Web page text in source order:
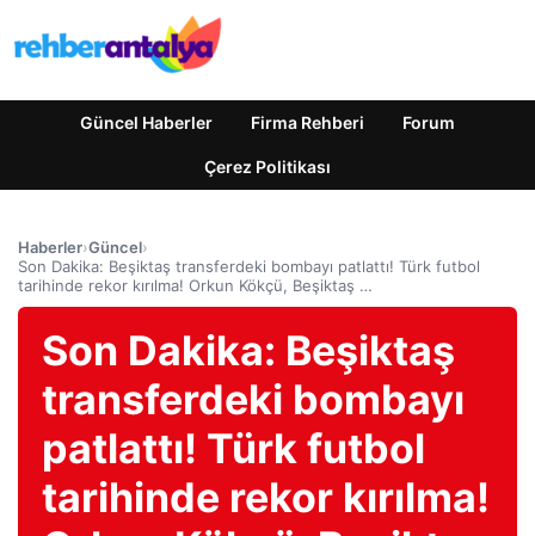
Güncel Haberler Firma Rehberi Forum
Çerez Politikası
Haberler›Güncel›
Son Dakika: Beşiktaş transferdeki bombayı patlattı! Türk futbol
tarihinde rekor kırılma! Orkun Kökçü, Beşiktaş …
Son Dakika: Beşiktaş
transferdeki bombayı
patlattı! Türk futbol
tarihinde rekor kırılma!